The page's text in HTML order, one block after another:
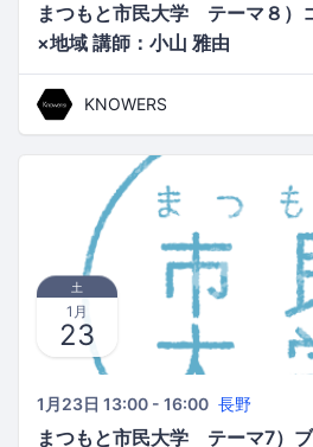
まつもと市民大学 テーマ８）
×地域 講師：小山 雅由
KNOWERS
土
1月
23
1月23日 13:00 - 16:00 長野
まつもと市民大学 テーマ7）